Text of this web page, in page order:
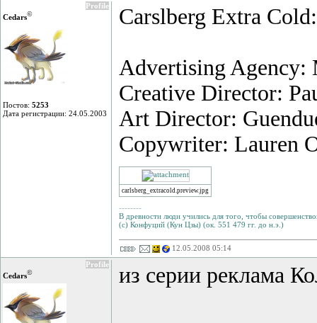
Profile
Cedars©
Постов: 5253
Дата регистрации: 24.05.2003
Carslberg Extra
Advertising Agency:
Creative Director:
Art Director:
Copywriter: Lauren
carlsberg_extracold.preview.jpg
--------
В древности люди учились для того, чтобы
(с) Конфуций (Кун Цзы) (ок. 551 479 гг. до н.э.)
12.05.2008 05:14
Profile
Cedars© из серии реклама